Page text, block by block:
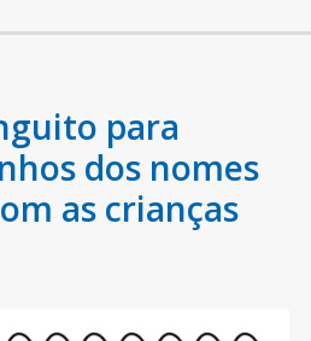
para
dos nomes
as crianças